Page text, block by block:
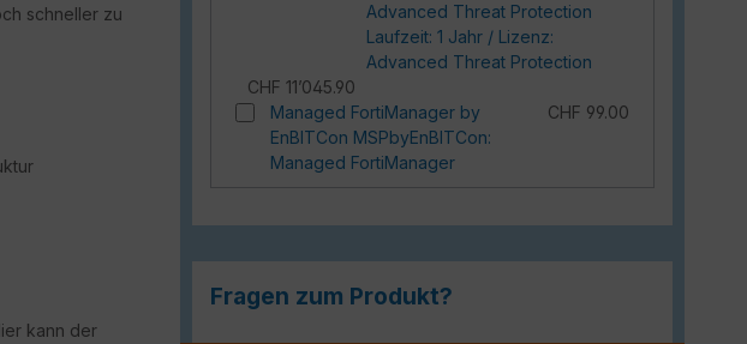
Advanced Threat Protection
Laufzeit: 1 Jahr / Lizenz:
Advanced Threat Protection
CHF 11’045.90
Managed FortiManager by
EnBITCon MSPbyEnBITCon:
Managed FortiManager
CHF 99.00
Fragen zum Produkt?
schneller zu
kann der